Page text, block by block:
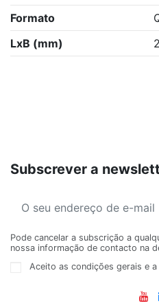
Formato
LxB (mm)
Subscrever a
Pode cancelar a subscrição a
nossa informação de contacto na
Aceito as condições gerais e